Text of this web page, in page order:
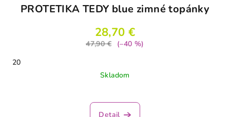
PROTETIKA TEDY blue zimné topánky
28,70 €
47,90 €
(–40 %)
20
Skladom
Detail